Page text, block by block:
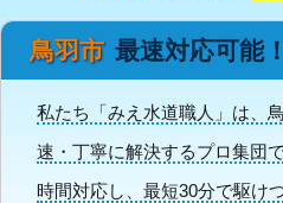
鳥羽市 最速対応可能！
私たち「みえ水道職人」は、
速・丁寧に解決するプロ集団
時間対応し、最短30分で駆け